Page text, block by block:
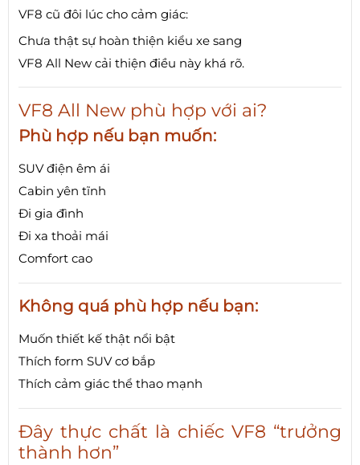
VF8 cũ đôi lúc cho cảm giác:
Chưa thật sự hoàn thiện kiểu xe sang
VF8 All New cải thiện điều này khá rõ.
VF8 All New phù hợp với ai?
Phù hợp nếu bạn muốn:
SUV điện êm ái
Cabin yên tĩnh
Đi gia đình
Đi xa thoải mái
Comfort cao
Không quá phù hợp nếu bạn:
Muốn thiết kế thật nổi bật
Thích form SUV cơ bắp
Thích cảm giác thể thao mạnh
Đây thực chất là chiếc VF8 “trưởng
thành hơn”